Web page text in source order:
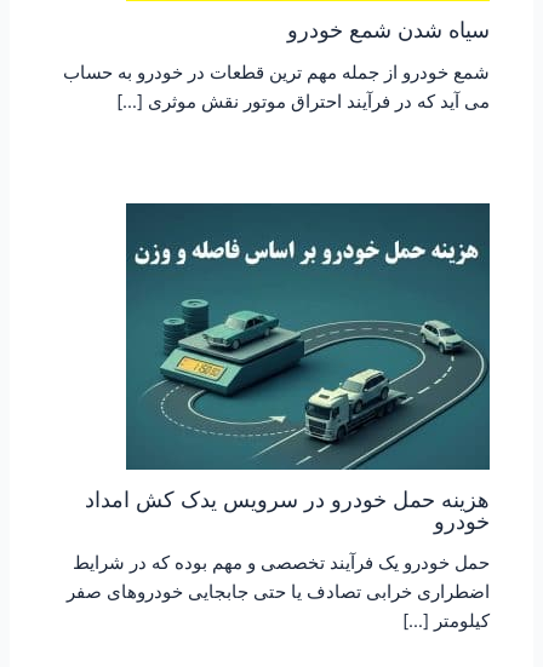
سیاه شدن شمع خودرو
شمع خودرو از جمله مهم ترین قطعات در خودرو به حساب
می آید که در فرآیند احتراق موتور نقش موثری […]
هزینه حمل خودرو در سرویس یدک کش امداد
خودرو
حمل خودرو یک فرآیند تخصصی و مهم بوده که در شرایط
اضطراری خرابی تصادف یا حتی جابجایی خودروهای صفر
کیلومتر […]